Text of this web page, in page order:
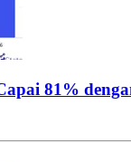
81%